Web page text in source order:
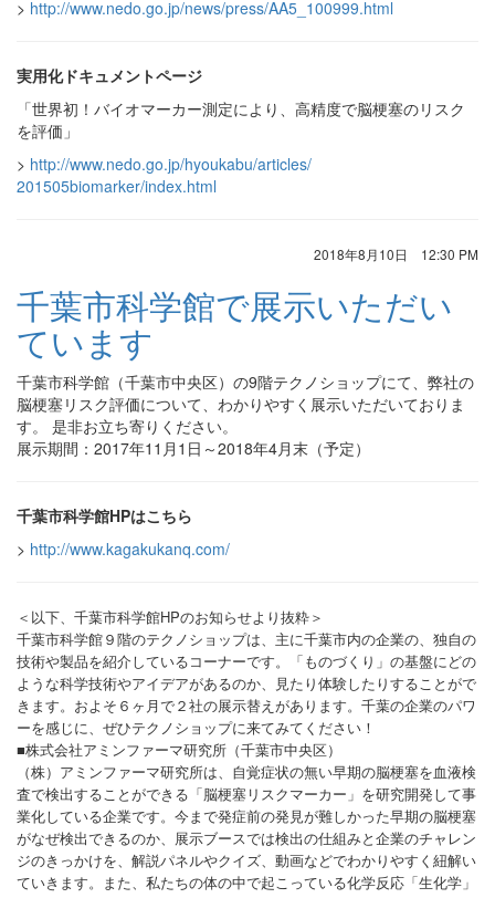
> http://www.nedo.go.jp/news/press/AA5_100999.html
実用化ドキュメントページ
「世界初！バイオマーカー測定により、 高精度で脳梗塞のリスク
を評価」
> http://www.nedo.go.jp/hyoukabu/articles/
201505biomarker/index.html
2018年8月10日 12:30 PM
千葉市科学館で展示いただい
ています
千葉市科学館（千葉市中央区）の9階テクノショップにて、弊社の
脳梗塞リスク評価について、わかりやすく展示いただいておりま
す。 是非お立ち寄りください。
展示期間：2017年11月1日～2018年4月末（予定）
千葉市科学館HPはこちら
> http://www.kagakukanq.com/
＜以下、千葉市科学館HPのお知らせより抜粋＞
千葉市科学館９階のテクノショップは、主に千葉市内の企業の、独自の
技術や製品を紹介しているコーナーです。「ものづくり」の基盤にどの
ような科学技術やアイデアがあるのか、見たり体験したりすることがで
きます。およそ６ヶ月で２社の展示替えがあります。千葉の企業のパワ
ーを感じに、ぜひテクノショップに来てみてください！
■株式会社アミンファーマ研究所（千葉市中央区）
（株）アミンファーマ研究所は、自覚症状の無い早期の脳梗塞を血液検
査で検出することができる「脳梗塞リスクマーカー」を研究開発して事
業化している企業です。今まで発症前の発見が難しかった早期の脳梗塞
がなぜ検出できるのか、展示ブースでは検出の仕組みと企業のチャレン
ジのきっかけを、解説パネルやクイズ、動画などでわかりやすく紐解い
ていきます。また、私たちの体の中で起こっている化学反応「生化学」